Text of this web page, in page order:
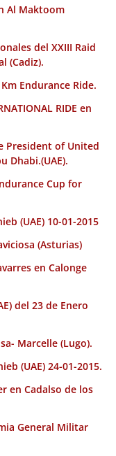
Al Maktoom
del XXIII Raid
(Cadiz).
Endurance Ride.
RIDE en
President of United
Dhabi.(UAE).
Cup for
(UAE) 10-01-2015
(Asturias)
en Calonge
del 23 de Enero
Marcelle (Lugo).
(UAE) 24-01-2015.
en Cadalso de los
General Militar